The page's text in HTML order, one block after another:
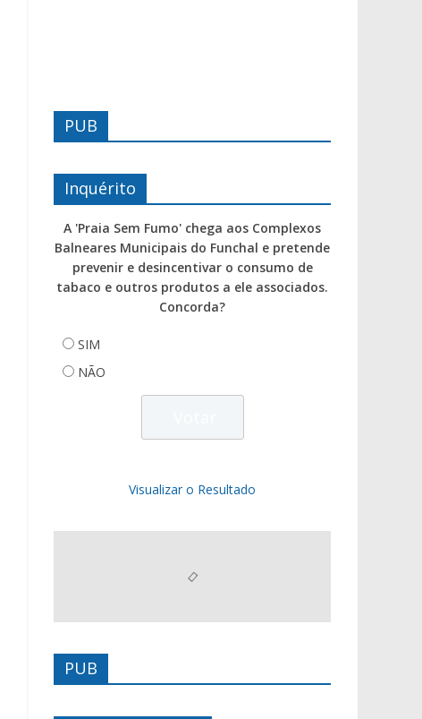
PUB
Inquérito
A 'Praia Sem Fumo' chega aos Complexos
Balneares Municipais do Funchal e pretende
prevenir e desincentivar o consumo de
tabaco e outros produtos a ele associados.
Concorda?
SIM
NÃO
Visualizar o Resultado
PUB